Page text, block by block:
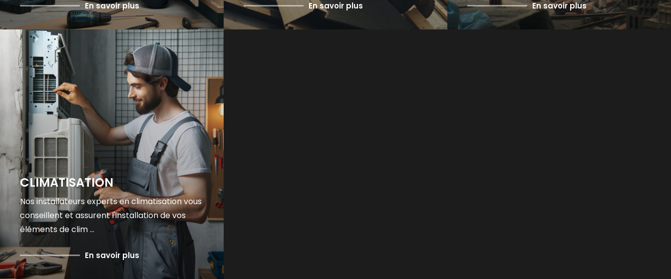
En savoir plus En savoir plus En savoir plus
CLIMATISATION
Nos installateurs experts en climatisation vous
conseillent et assurent l'installation de vos
éléments de clim ...
En savoir plus